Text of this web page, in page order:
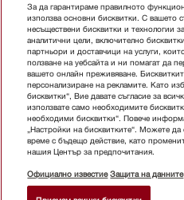
За да гарантираме правилното
използва основни бисквитки. С вашето
несъществени бисквитки и технологии
аналитични цели, включително
партньори и доставчици на услуги,
ползване на уебсайта и ни помагат да
вашето онлайн преживяване.
персонализиране на рекламите. Като
бисквитки“, Вие давате съгласие за
използвате само необходимите
необходими бисквитки“. Повече
„Настройки на бисквитките“. Можете да
време с бъдещо действие, като
нашия Център за предпочитания.
Официално известие Защита на данните